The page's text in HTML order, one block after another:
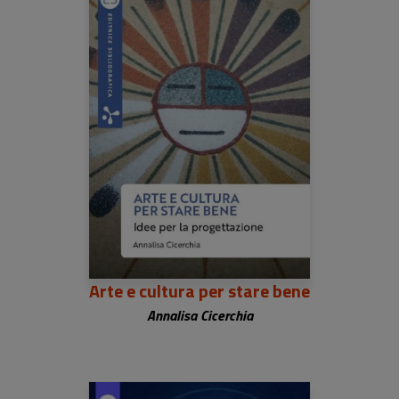
Fondazione Fitzcarraldo, intende concorrere sia allo sviluppo
professionale degli operatori culturali che a una maggiore
consapevolezza del ruolo della cultura nella società e
nell’economia.
Direttore editoriale: Luca Dal Pozzolo
I manuali di Geografie Culturali
Arte e cultura per stare bene
Annalisa Cicerchia